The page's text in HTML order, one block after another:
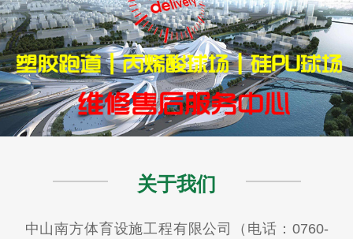
关于我们
中山南方体育设施工程有限公司（电话：0760-